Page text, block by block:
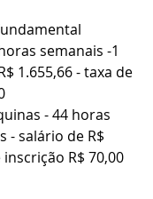
semanais -1
1.655,66 - taxa de
- 44 horas
- salário de R$
R$ 70,00